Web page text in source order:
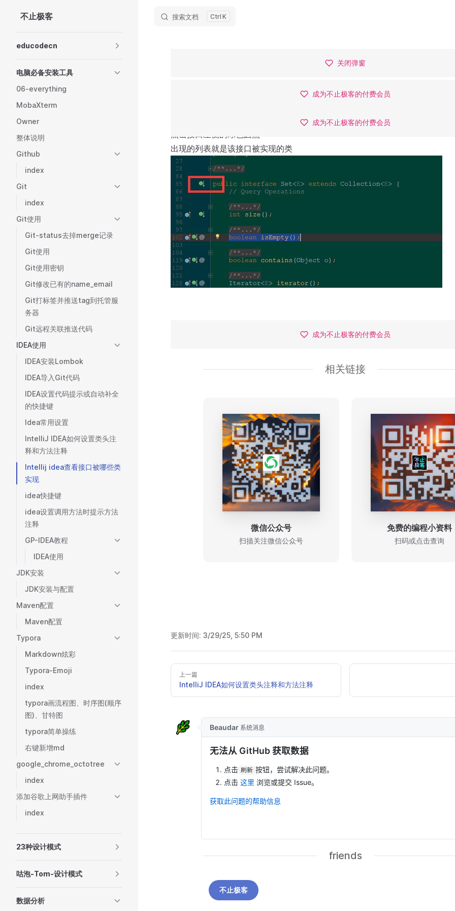
Skip to content
不止极客 搜索文档 K
educodecn
电脑必备安装工具
06-everything
MobaXterm
Owner
整体说明
Github
index
Git
index
Git使用
Git-status去掉merge记录
Git使用
Git使用密钥
Git修改已有的name_email
Git打标签并推送tag到托管服
务器
Git远程关联推送代码
IDEA使用
IDEA安装Lombok
IDEA导入Git代码
IDEA设置代码提示或自动补全
的快捷键
Idea常用设置
IntelliJ IDEA如何设置类头注
释和方法注释
Intellij idea查看接口被哪些类
实现
idea快捷键
idea设置调用方法时提示方法
注释
GP-IDEA教程
IDEA使用
JDK安装
JDK安装与配置
Maven配置
Maven配置
Typora
Markdown炫彩
Typora-Emoji
index
typora画流程图、时序图(顺序
图)、甘特图
typora简单操练
右键新增md
google_chrome_octotree
index
添加谷歌上网助手插件
index
23种设计模式
咕泡-Tom-设计模式
数据分析
关闭弹窗
成为不止极客的付费会员
成为不止极客的付费会员
这里是一个广告位， Try now →
成为不止极客的付费会员
点击接口左侧的绿色圆点
出现的列表就是该接口被实现的类
成为不止极客的付费会员
相关链接
微信公众号
扫描关注微信公众号
免费的编程小资料
扫码或点击查询
更新时间: 3/29/25, 5:50 PM
上一篇
IntelliJ IDEA如何设置类头注释和方法注释
friends
不止极客